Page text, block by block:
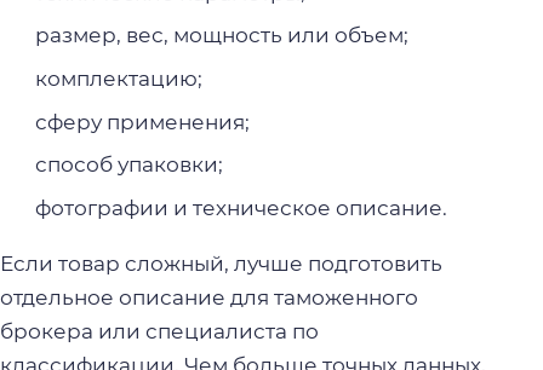
размер, вес, мощность или объем;
комплектацию;
сферу применения;
способ упаковки;
фотографии и техническое описание.
Если товар сложный, лучше подготовить
отдельное описание для таможенного
брокера или специалиста по
классификации. Чем больше точных данных,